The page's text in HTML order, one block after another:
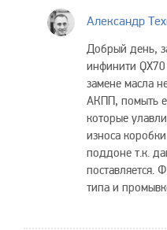
Александр
Добрый день,
инфинити
замене масла
АКПП, помыть
которые
износа
поддоне т.к.
поставляется.
типа и